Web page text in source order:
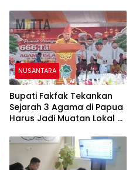
NUSANTARA
Bupati Fakfak Tekankan
Sejarah 3 Agama di Papua
Harus Jadi Muatan Lokal di